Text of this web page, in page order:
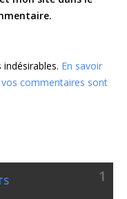
En savoir
commentaires sont
1